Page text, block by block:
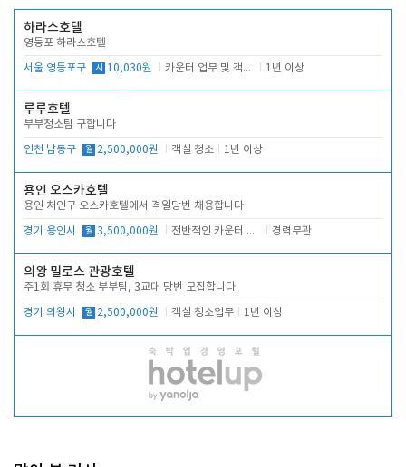
하라스호텔
영등포 하라스호텔
서울 영등포구 시 10,030원 카운터 업무 및 객실관리(청소상태 확인, 객실판매) 1년 이상
루루호텔
부부청소팀 구합니다
인천 남동구 월 2,500,000원 객실 청소 1년 이상
용인 오스카호텔
용인 처인구 오스카호텔에서 격일당번 채용합니다
경기 용인시 월 3,500,000원 전반적인 카운터 업무 경력무관
의왕 밀로스 관광호텔
주1회 휴무 청소 부부팀, 3교대 당번 모집합니다.
경기 의왕시 월 2,500,000원 객실 청소업무 1년 이상